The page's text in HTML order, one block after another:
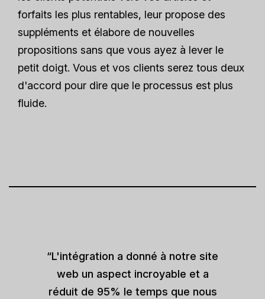
forfaits les plus rentables, leur propose des
suppléments et élabore de nouvelles
propositions sans que vous ayez à lever le
petit doigt. Vous et vos clients serez tous deux
d'accord pour dire que le processus est plus
fluide.
“L'intégration a donné à notre site
web un aspect incroyable et a
réduit de 95% le temps que nous